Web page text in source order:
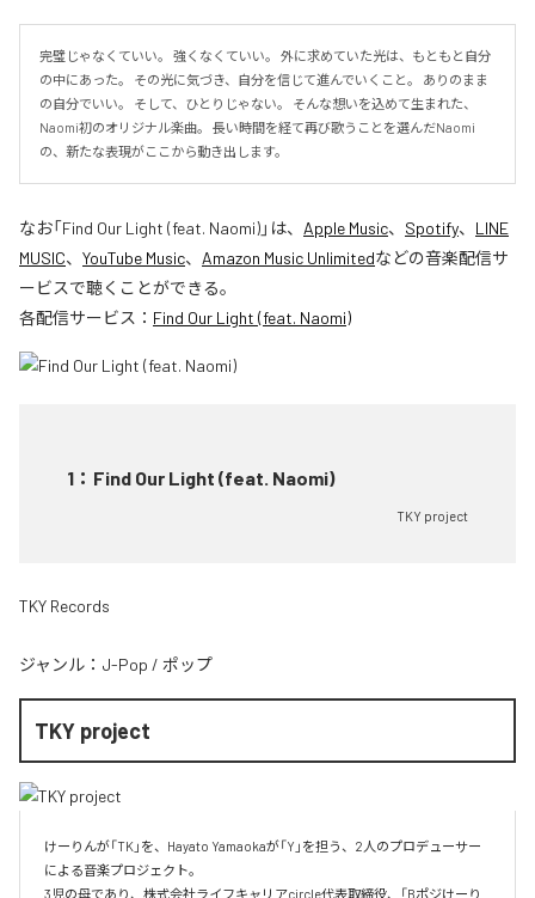
完璧じゃなくていい。 強くなくていい。 外に求めていた光は、もともと自分
の中にあった。 その光に気づき、自分を信じて進んでいくこと。 ありのまま
の自分でいい。 そして、ひとりじゃない。 そんな想いを込めて生まれた、
Naomi初のオリジナル楽曲。 長い時間を経て再び歌うことを選んだNaomi
の、新たな表現がここから動き出します。
なお「Find Our Light (feat. Naomi)」は、 Apple Music、 Spotify、 LINE
MUSIC、 YouTube Music、 Amazon Music Unlimitedなどの音楽配信サ
ービスで聴くことができる。
各配信サービス： Find Our Light (feat. Naomi)
1 ： Find Our Light (feat. Naomi)
TKY project
TKY Records
ジャンル： J-Pop / ポップ
TKY project
けーりんが「TK」を、Hayato Yamaokaが「Y」を担う、2人のプロデューサー
による音楽プロジェクト。
3児の母であり、株式会社ライフキャリアcircle代表取締役、「Bポジけーり